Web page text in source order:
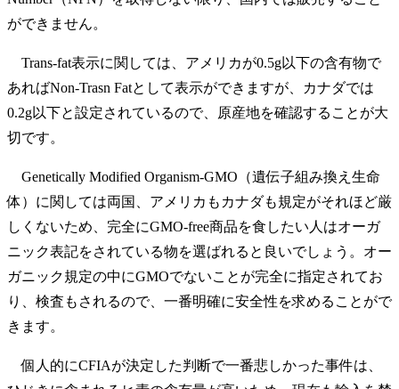
ができません。
Trans-fat表示に関しては、アメリカが0.5g以下の含有物で
あればNon-Trasn Fatとして表示ができますが、カナダでは
0.2g以下と設定されているので、原産地を確認することが大
切です。
Genetically Modified Organism-GMO（遺伝子組み換え生命
体）に関しては両国、アメリカもカナダも規定がそれほど厳
しくないため、完全にGMO-free商品を食したい人はオーガ
ニック表記をされている物を選ばれると良いでしょう。オー
ガニック規定の中にGMOでないことが完全に指定されてお
り、検査もされるので、一番明確に安全性を求めることがで
きます。
個人的にCFIAが決定した判断で一番悲しかった事件は、